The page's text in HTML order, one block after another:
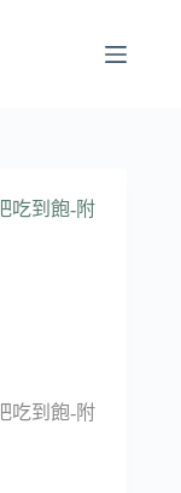
吃到飽-附
吃到飽-附